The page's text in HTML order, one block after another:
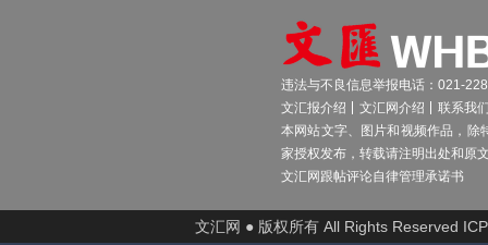
违法与不良信息举报电话：021-
文汇报介绍
文汇网介绍
联系我
本网站文字、图片和视频作品，除
家授权发布，转载请注明出处和原
文汇网跟帖评论自律管理承诺书
文汇网 ● 版权所有 All Rights Reserved